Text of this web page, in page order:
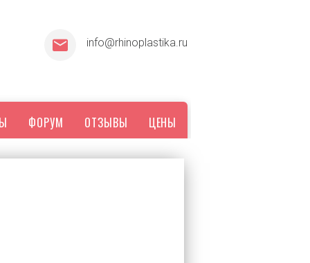
info@rhinoplastika.ru
ФОРУМ ОТЗЫВЫ ЦЕНЫ